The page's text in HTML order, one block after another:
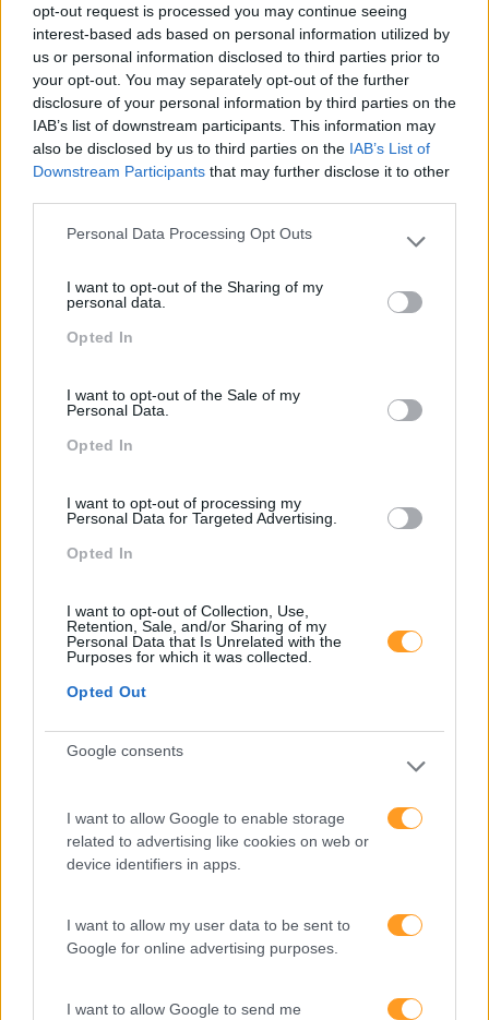
opt-out request is processed you may continue seeing
interest-based ads based on personal information utilized by
us or personal information disclosed to third parties prior to
your opt-out. You may separately opt-out of the further
disclosure of your personal information by third parties on the
IAB’s list of downstream participants. This information may
also be disclosed by us to third parties on the IAB’s List of
Downstream Participants that may further disclose it to other
Please note that this website/app uses one or more Google
not limited to your visit or usage behaviour. You may click to
grant or deny consent to Google and its third-party tags to
use your data for below specified purposes in below Google
Personal Data Processing Opt Outs
I want to opt-out of the Sharing of my
personal data.
Opted In
I want to opt-out of the Sale of my
Personal Data.
Opted In
I want to opt-out of processing my
Personal Data for Targeted Advertising.
Opted In
I want to opt-out of Collection, Use,
Retention, Sale, and/or Sharing of my
Personal Data that Is Unrelated with the
Purposes for which it was collected.
Opted Out
Google consents
I want to allow Google to enable storage
related to advertising like cookies on web or
device identifiers in apps.
I want to allow my user data to be sent to
Google for online advertising purposes.
I want to allow Google to send me
Sustentabilidade
Dos Líderes?
Criatividade É Das
Valorizadas Nos
Artigo De Opinião
Comunicação
Cultura
Desenvolvimento De Competências